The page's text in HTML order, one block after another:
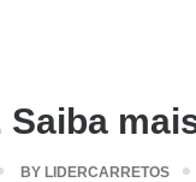
BY LIDERCARRETOS